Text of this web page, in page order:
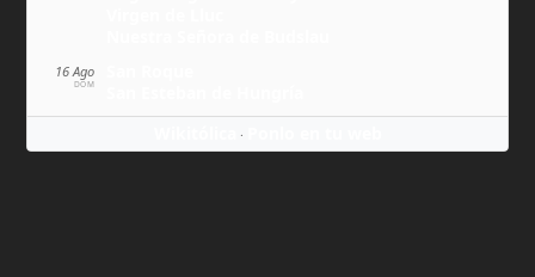
16 Ago
DOM
·